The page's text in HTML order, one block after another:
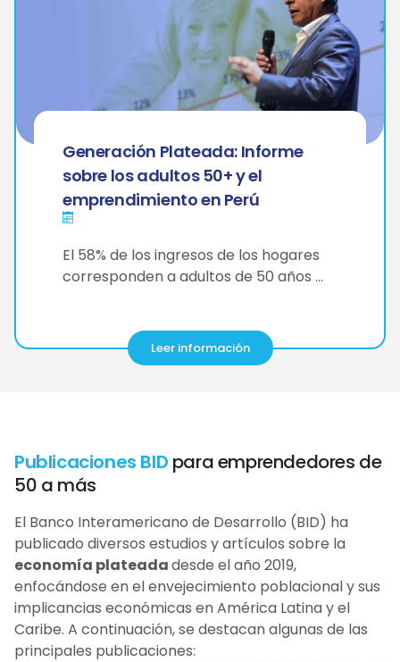
Generación Plateada: Informe
sobre los adultos 50+ y el
emprendimiento en Perú
El 58% de los ingresos de los hogares
corresponden a adultos de 50 años …
Leer información
Publicaciones BID para emprendedores de
50 a más
El Banco Interamericano de Desarrollo (BID) ha
publicado diversos estudios y artículos sobre la
economía plateadadesde el año 2019,
enfocándose en el envejecimiento poblacional y sus
implicancias económicas en América Latina y el
Caribe. A continuación, se destacan algunas de las
principales publicaciones: